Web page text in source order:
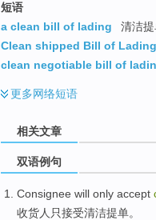
短语
a clean bill of lading
清洁
Clean shipped Bill of Lading
clean negotiable bill of
更多网络短语
相关文章
双语例句
Consignee will only accept
收货人 只接受清洁提单。